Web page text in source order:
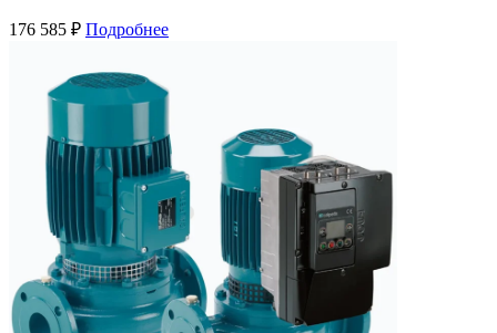
176 585 ₽ Подробнее